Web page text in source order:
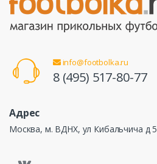
info@footbolka.ru
8 (495) 517-80-77
Адрес
Москва, м. ВДНХ, ул Кибальчича д 5